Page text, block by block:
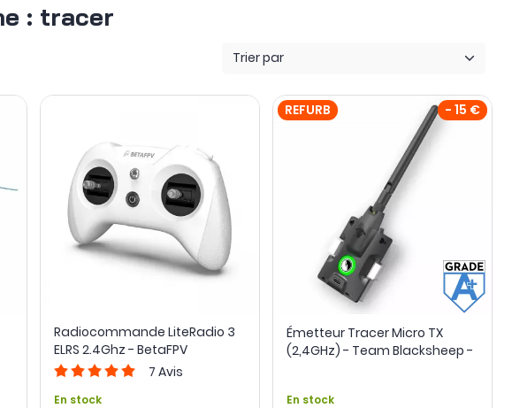
: tracer
Trier par
Radiocommande LiteRadio 3
ELRS 2.4Ghz - BetaFPV
7 Avis
En stock
REFURB - 15 €
Émetteur Tracer Micro TX
(2,4GHz) - Team Blacksheep -
En stock